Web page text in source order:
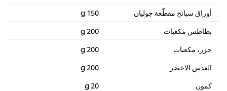
أوراق سبانخ مقطّعة جوليان
150 g
بطاطس مكعبات
200 g
جزر، مكعبات
200 g
العدس الاخضر
200 g
كمون
20 g